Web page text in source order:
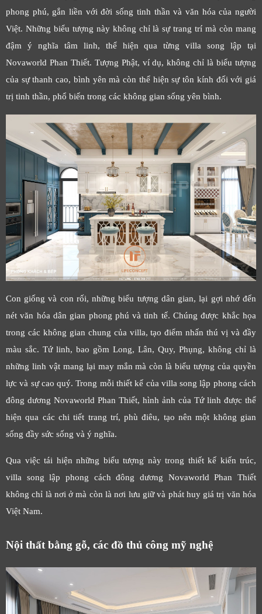
phong phú, gắn liền với đời sống tinh thần và văn hóa của người
Việt. Những biểu tượng này không chỉ là sự trang trí mà còn mang
đậm ý nghĩa tâm linh, thể hiện qua từng villa song lập tại
Novaworld Phan Thiết. Tượng Phật, ví dụ, không chỉ là biểu tượng
của sự thanh cao, bình yên mà còn thể hiện sự tôn kính đối với giá
trị tinh thần, phổ biến trong các không gian sống yên bình.
Con giống và con rối, những biểu tượng dân gian, lại gợi nhớ đến
nét văn hóa dân gian phong phú và tinh tế. Chúng được khắc họa
trong các không gian chung của villa, tạo điểm nhấn thú vị và đầy
màu sắc. Tứ linh, bao gồm Long, Lân, Quy, Phụng, không chỉ là
những linh vật mang lại may mắn mà còn là biểu tượng của quyền
lực và sự cao quý. Trong mỗi thiết kế của villa song lập phong cách
đông dương Novaworld Phan Thiết, hình ảnh của Tứ linh được thể
hiện qua các chi tiết trang trí, phù điêu, tạo nên một không gian
sống đầy sức sống và ý nghĩa.
Qua việc tái hiện những biểu tượng này trong thiết kế kiến trúc,
villa song lập phong cách đông dương Novaworld Phan Thiết
không chỉ là nơi ở mà còn là nơi lưu giữ và phát huy giá trị văn hóa
Việt Nam.
Nội thất bằng gỗ, các đồ thủ công mỹ nghệ